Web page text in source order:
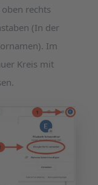
rechts
(In der
Im
Kreis mit